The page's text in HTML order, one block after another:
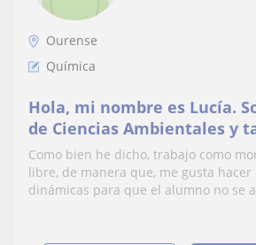
Ourense
Química
Hola, mi nombre es Lucía.
de Ciencias Ambientales y
trabajo como monitora de
profesora de clases
Como bien he dicho, trabajo como
libre, de manera que, me gusta hacer
dinámicas para que el alumno no se